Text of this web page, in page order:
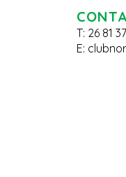
T: 26 81
E: